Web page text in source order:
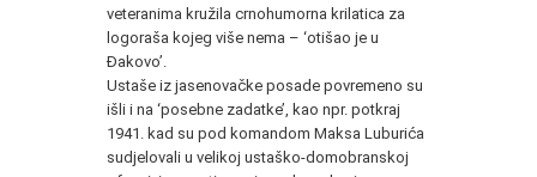
veteranima kružila crnohumorna krilatica za
logoraša kojeg više nema – ‘otišao je u
Đakovo’.
Ustaše iz jasenovačke posade povremeno su
išli i na ‘posebne zadatke’, kao npr. potkraj
1941. kad su pod komandom Maksa Luburića
sudjelovali u velikoj ustaško-domobranskoj